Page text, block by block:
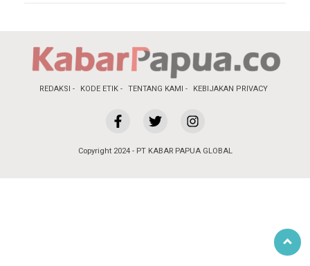
REDAKSI KODE ETIK TENTANG KAMI KEBIJAKAN PRIVACY
Copyright 2024 - PT KABAR PAPUA GLOBAL